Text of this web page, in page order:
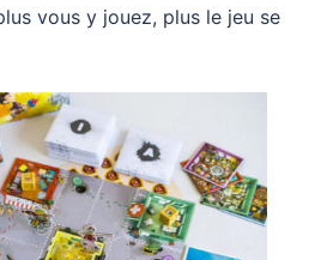
vous y jouez, plus le jeu se